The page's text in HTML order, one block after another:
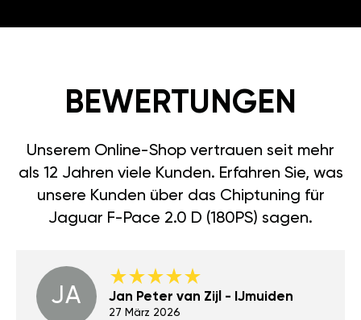
BEWERTUNGEN
Unserem Online-Shop vertrauen seit mehr
als 12 Jahren viele Kunden. Erfahren Sie, was
unsere Kunden über das Chiptuning für
Jaguar F-Pace 2.0 D (180PS) sagen.
JA Jan Peter van Zijl - IJmuiden
27 März 2026